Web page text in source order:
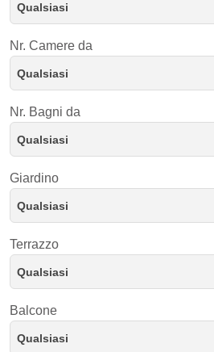
Qualsiasi
Nr. Camere da
Qualsiasi
Nr. Bagni da
Qualsiasi
Giardino
Qualsiasi
Terrazzo
Qualsiasi
Balcone
Qualsiasi